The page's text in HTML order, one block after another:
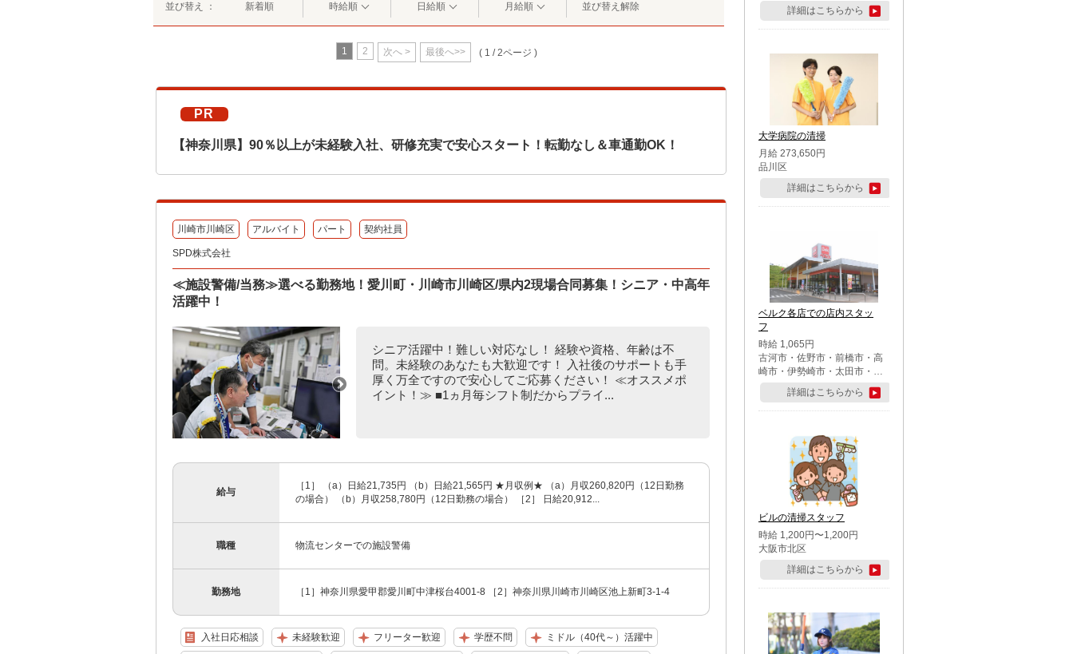
並び替え ： 新着順 時給順 日給順 月給順 並び替え解除
1 2 次へ > 最後へ>> ( 1 / 2ページ )
PR
【神奈川県】90％以上が未経験入社、研修充実で安心スタート！転勤なし＆車通勤OK！
川崎市川崎区 アルバイト パート 契約社員
SPD株式会社
≪施設警備/当務≫選べる勤務地！愛川町・川崎市川崎区/県内2現場合同募集！シニア・中高年
活躍中！
シニア活躍中！難しい対応なし！ 経験や資格、年齢は不
問。未経験のあなたも大歓迎です！ 入社後のサポートも手
厚く万全ですので安心してご応募ください！ ≪オススメポ
イント！≫ ■1ヵ月毎シフト制だからプライ...
給与
［1］ （a）日給21,735円 （b）日給21,565円 ★月収例★ （a）月収260,820円（12日勤務
の場合） （b）月収258,780円（12日勤務の場合） ［2］ 日給20,912...
職種 物流センターでの施設警備
勤務地 ［1］神奈川県愛甲郡愛川町中津桜台4001-8 ［2］神奈川県川崎市川崎区池上新町3-1-4
入社日応相談 未経験歓迎 フリーター歓迎 学歴不問 ミドル（40代～）活躍中
詳細はこちらから
大学病院の清掃
月給 273,650円
品川区
詳細はこちらから
ベルク各店での店内スタッ
フ
時給 1,065円
古河市・佐野市・前橋市・高
崎市・伊勢崎市・太田市・館
林市・藤岡市・大泉町・さい
たま市北区・川越市・熊谷
市・行田市・秩父市・所沢
市・鶴ケ島市・千葉市中央
区・市川市・松戸市・習志野
市・柏市・流山市・八千代
市・足立区・江戸川区・八王
子市・町田市
詳細はこちらから
ビルの清掃スタッフ
時給 1,200円〜1,200円
大阪市北区
詳細はこちらから